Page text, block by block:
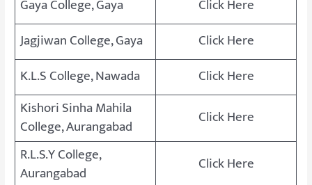
Gaya College, Gaya
Click Here
Jagjiwan College, Gaya
Click Here
K.L.S College, Nawada
Click Here
Kishori Sinha Mahila
College, Aurangabad
Click Here
R.L.S.Y College,
Aurangabad
Click Here